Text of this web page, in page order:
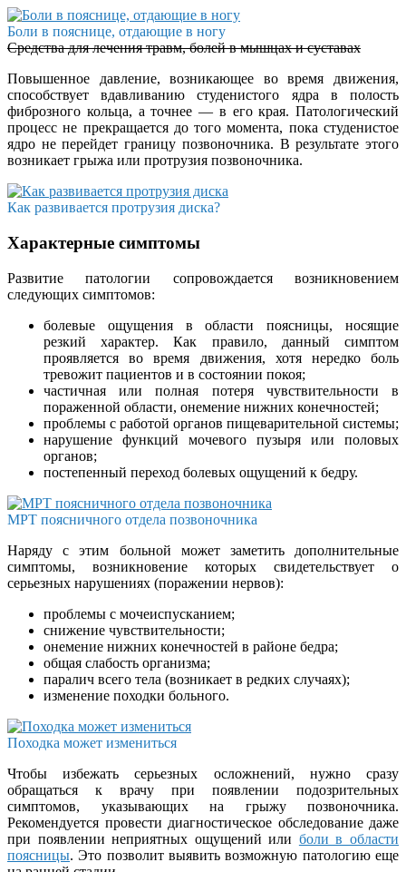
Боли в пояснице, отдающие в ногу
Средства для лечения травм, болей в мышцах и суставах
Повышенное давление, возникающее во время движения,
способствует вдавливанию студенистого ядра в полость
фиброзного кольца, а точнее — в его края. Патологический
процесс не прекращается до того момента, пока студенистое
ядро не перейдет границу позвоночника. В результате этого
возникает грыжа или протрузия позвоночника.
Как развивается протрузия диска?
Характерные симптомы
Развитие патологии сопровождается возникновением
следующих симптомов:
болевые ощущения в области поясницы, носящие
резкий характер. Как правило, данный симптом
проявляется во время движения, хотя нередко боль
тревожит пациентов и в состоянии покоя;
частичная или полная потеря чувствительности в
пораженной области, онемение нижних конечностей;
проблемы с работой органов пищеварительной системы;
нарушение функций мочевого пузыря или половых
органов;
постепенный переход болевых ощущений к бедру.
МРТ поясничного отдела позвоночника
Наряду с этим больной может заметить дополнительные
симптомы, возникновение которых свидетельствует о
серьезных нарушениях (поражении нервов):
проблемы с мочеиспусканием;
снижение чувствительности;
онемение нижних конечностей в районе бедра;
общая слабость организма;
паралич всего тела (возникает в редких случаях);
изменение походки больного.
Походка может измениться
Чтобы избежать серьезных осложнений, нужно сразу
обращаться к врачу при появлении подозрительных
симптомов, указывающих на грыжу позвоночника.
Рекомендуется провести диагностическое обследование даже
при появлении неприятных ощущений или боли в области
поясницы. Это позволит выявить возможную патологию еще